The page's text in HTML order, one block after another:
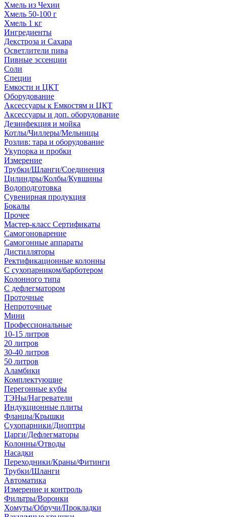
Хмель из Чехии
Хмель 50-100 г
Хмель 1 кг
Ингредиенты
Декстроза и Сахара
Осветлители пива
Пивные эссенции
Соли
Специи
Емкости и ЦКТ
Оборудование
Аксессуары к Емкостям и ЦКТ
Аксессуары и доп. оборудование
Дезинфекция и мойка
Котлы/Чиллеры/Мельницы
Розлив: тара и оборудование
Укупорка и пробки
Измерение
Трубки/Шланги/Соединения
Цилиндры/Колбы/Кувшины
Водоподготовка
Сувенирная продукция
Бокалы
Прочее
Мастер-класс Сертификаты
Самогоноварение
Самогонные аппараты
Дистилляторы
Ректификационные колонны
С сухопарником/барботером
Колонного типа
С дефлегматором
Проточные
Непроточные
Мини
Профессиональные
10-15 литров
20 литров
30-40 литров
50 литров
Аламбики
Комплектующие
Перегонные кубы
ТЭНы/Нагреватели
Индукционные плиты
Фланцы/Крышки
Сухопарники/Диоптры
Царги/Дефлегматоры
Колонны/Отводы
Насадки
Переходники/Краны/Фитинги
Трубки/Шланги
Автоматика
Измерение и контроль
Фильтры/Воронки
Хомуты/Обручи/Прокладки